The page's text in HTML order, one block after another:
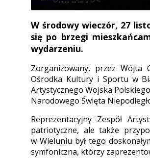
W środowy wieczór, 27
się po brzegi
wydarzeniu.
Zorganizowany, przez Wójta
Ośrodka Kultury i Sportu w
Artystycznego Wojska
Narodowego Święta
Reprezentacyjny Zespół
patriotyczne, ale także
w Wieluniu był tego
symfoniczna, którzy